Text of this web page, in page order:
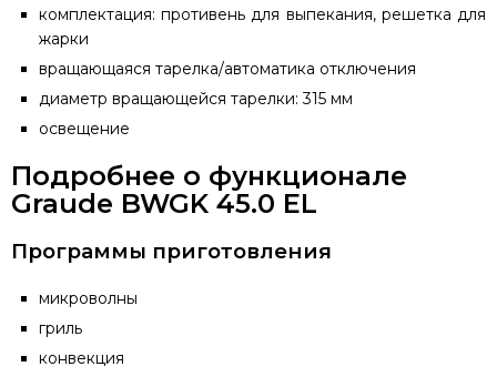
комплектация: противень для выпекания, решетка для
жарки
вращающаяся тарелка/автоматика отключения
диаметр вращающейся тарелки: 315 мм
освещение
Подробнее о функционале
Graude BWGK 45.0 EL
Программы приготовления
микроволны
гриль
конвекция